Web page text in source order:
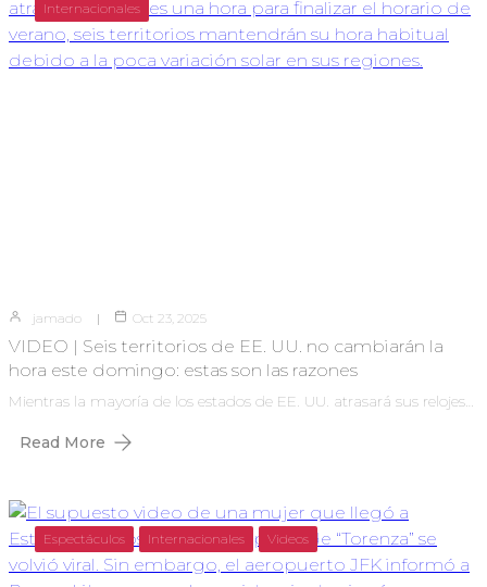
Internacionales
jamado Oct 23, 2025
VIDEO | Seis territorios de EE. UU. no cambiarán la
hora este domingo: estas son las razones
Mientras la mayoría de los estados de EE. UU. atrasará sus relojes…
Read More
Espectáculos Internacionales Videos